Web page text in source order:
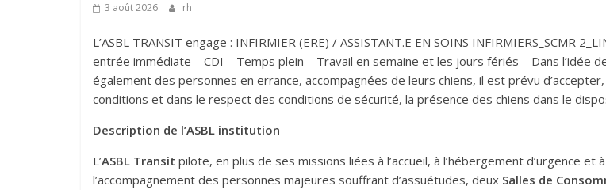
3 août 2026 rh
L’ASBL TRANSIT engage : INFIRMIER (ERE) / ASSISTANT.E EN SOINS INFIRMIERS_SCMR
entrée immédiate – CDI – Temps plein – Travail en semaine et les jours fériés – Dans l’idée
également des personnes en errance, accompagnées de leurs chiens, il est prévu
conditions et dans le respect des conditions de sécurité, la présence des chiens dans le
Description de l’ASBL institution
L’ASBL Transit pilote, en plus de ses missions liées à l’accueil, à l’hébergement d’urgence et à
l’accompagnement des personnes majeures souffrant d’assuétudes, deux Salles de